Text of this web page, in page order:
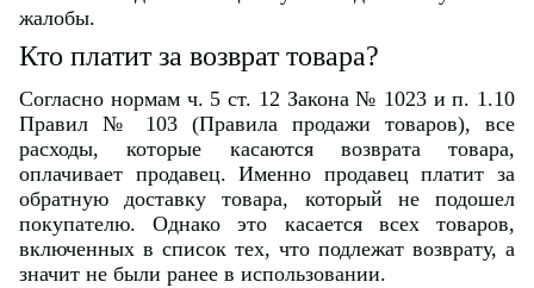
жалобы.
Кто платит за возврат товара?
Согласно нормам ч. 5 ст. 12 Закона № 1023 и п. 1.10
Правил № 103 (Правила продажи товаров), все
расходы, которые касаются возврата товара,
оплачивает продавец. Именно продавец платит за
обратную доставку товара, который не подошел
покупателю. Однако это касается всех товаров,
включенных в список тех, что подлежат возврату, а
значит не были ранее в использовании.